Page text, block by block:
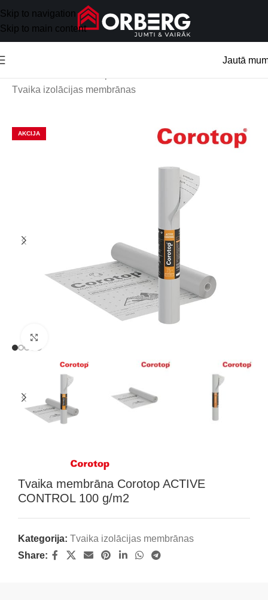
Skip to navigation
Skip to main content
Jautā
Tvaika izolācijas membrānas
AKCIJA
Tvaika membrāna Corotop ACTIVE
CONTROL 100 g/m2
Kategorija: Tvaika izolācijas membrānas
Share: